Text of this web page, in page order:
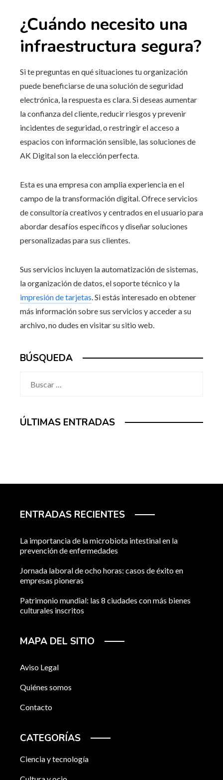
¿Cuándo necesito una
infraestructura segura?
Si te preguntas en qué situaciones tu organización
puede beneficiarse de una solución de seguridad
electrónica, la respuesta es clara. Si deseas aumentar
la confianza del cliente, reducir riesgos y prevenir
incidentes de seguridad, o restringir el acceso a
espacios con información sensible, las soluciones de
AK Digital son la elección perfecta.
Esta es una empresa con amplia experiencia en el
campo de la transformación digital. Ofrece servicios
de consultoría creativos y centrados en el usuario para
abordar desafíos específicos y diseñar soluciones
personalizadas para sus clientes.
Sus servicios incluyen la automatización de sistemas,
la organización de datos, el soporte técnico y la
impresión de tarjetas. Si estás interesado en obtener
más información sobre sus servicios y acceder a su
archivo, no dudes en visitar su sitio web.
BÚSQUEDA
ÚLTIMAS ENTRADAS
ENTRADAS RECIENTES
La importancia de la microbiota intestinal en la
prevención de enfermedades
Jornada laboral de ocho horas: casos de éxito en
empresas pioneras
Patrimonio mundial: las 8 ciudades con más bienes
culturales inscritos
MAPA DEL SITIO
Aviso Legal
Quiénes somos
Contacto
CATEGORÍAS
Ciencia y tecnología